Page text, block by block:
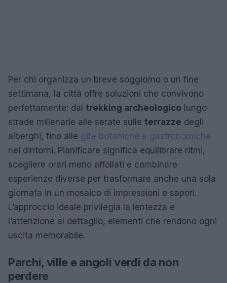
Per chi organizza un breve soggiorno o un fine
settimana, la città offre soluzioni che convivono
perfettamente: dal trekking archeologico lungo
strade millenarie alle serate sulle terrazze degli
alberghi, fino alle gite botaniche e gastronomiche
nei dintorni. Pianificare significa equilibrare ritmi,
scegliere orari meno affollati e combinare
esperienze diverse per trasformare anche una sola
giornata in un mosaico di impressioni e sapori.
L’approccio ideale privilegia la lentezza e
l’attenzione al dettaglio, elementi che rendono ogni
uscita memorabile.
Parchi, ville e angoli verdi da non
perdere